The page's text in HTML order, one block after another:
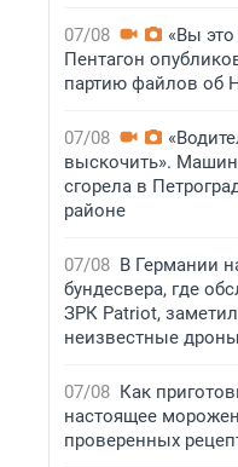
07/08
«Вы
Пентагон
партию файлов об
07/08
выскочить».
сгорела в
районе
07/08 В Германии
бундесвера, где
ЗРК Patriot,
неизвестные дроны
07/08 Как
настоящее
проверенных